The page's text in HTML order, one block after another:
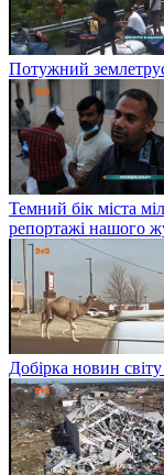
Потужний
Темний бік міста
репортажі нашого
Добірка новин